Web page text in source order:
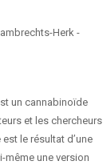
Herk -
un cannabinoïde
et les chercheurs
le résultat d’une
même une version